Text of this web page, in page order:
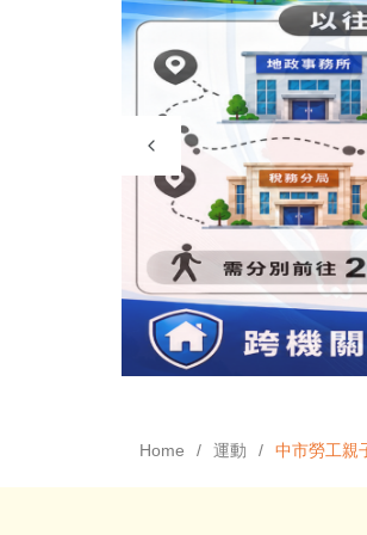
Home 運動 中市勞工親